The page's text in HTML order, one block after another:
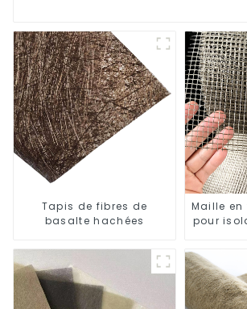
Tapis de fibres de
basalte hachées
Maille
pour